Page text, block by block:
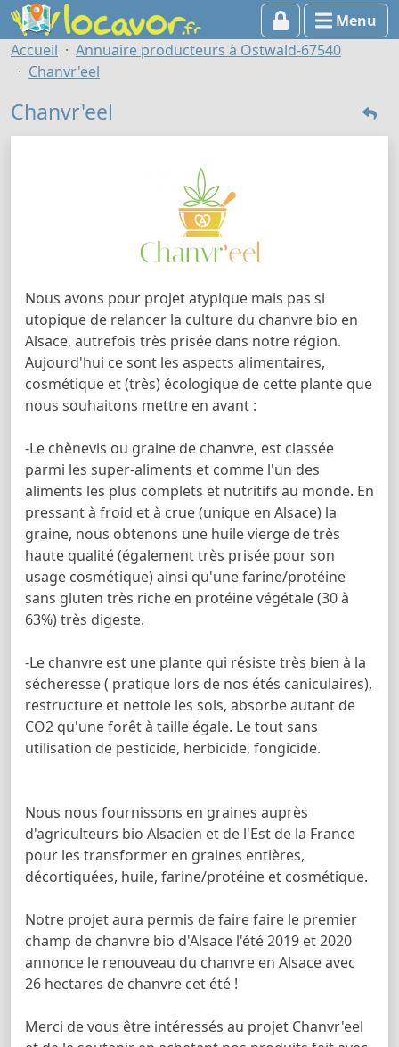
Menu
Accueil
Annuaire producteurs à Ostwald-67540
Chanvr'eel
Chanvr'eel
Nous avons pour projet atypique mais pas si
utopique de relancer la culture du chanvre bio en
Alsace, autrefois très prisée dans notre région.
Aujourd'hui ce sont les aspects alimentaires,
cosmétique et (très) écologique de cette plante que
nous souhaitons mettre en avant :
-Le chènevis ou graine de chanvre, est classée
parmi les super-aliments et comme l'un des
aliments les plus complets et nutritifs au monde. En
pressant à froid et à crue (unique en Alsace) la
graine, nous obtenons une huile vierge de très
haute qualité (également très prisée pour son
usage cosmétique) ainsi qu'une farine/protéine
sans gluten très riche en protéine végétale (30 à
63%) très digeste.
-Le chanvre est une plante qui résiste très bien à la
sécheresse ( pratique lors de nos étés caniculaires),
restructure et nettoie les sols, absorbe autant de
CO2 qu'une forêt à taille égale. Le tout sans
utilisation de pesticide, herbicide, fongicide.
Nous nous fournissons en graines auprès
d'agriculteurs bio Alsacien et de l'Est de la France
pour les transformer en graines entières,
décortiquées, huile, farine/protéine et cosmétique.
Notre projet aura permis de faire faire le premier
champ de chanvre bio d'Alsace l'été 2019 et 2020
annonce le renouveau du chanvre en Alsace avec
26 hectares de chanvre cet été !
Merci de vous être intéressés au projet Chanvr'eel